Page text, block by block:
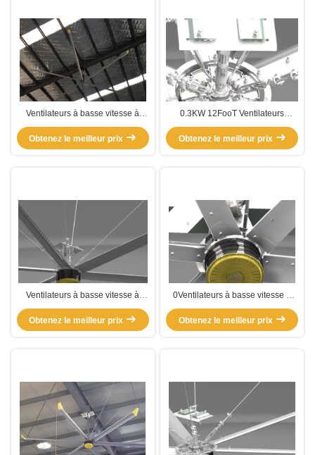
Ventilateurs à basse vitesse à
volume élevé de 0,3 kW
Obtenez le meilleur prix
0.3KW 12FooT Ventilateurs
résistants à la corrosion à faible
vitesse à haut volume
Obtenez le meilleur prix
Ventilateurs à basse vitesse à
extrusion d'aluminium de 7,3 M
Obtenez le meilleur prix
0Ventilateurs à basse vitesse à
volume élevé de 0,2 kW
Obtenez le meilleur prix